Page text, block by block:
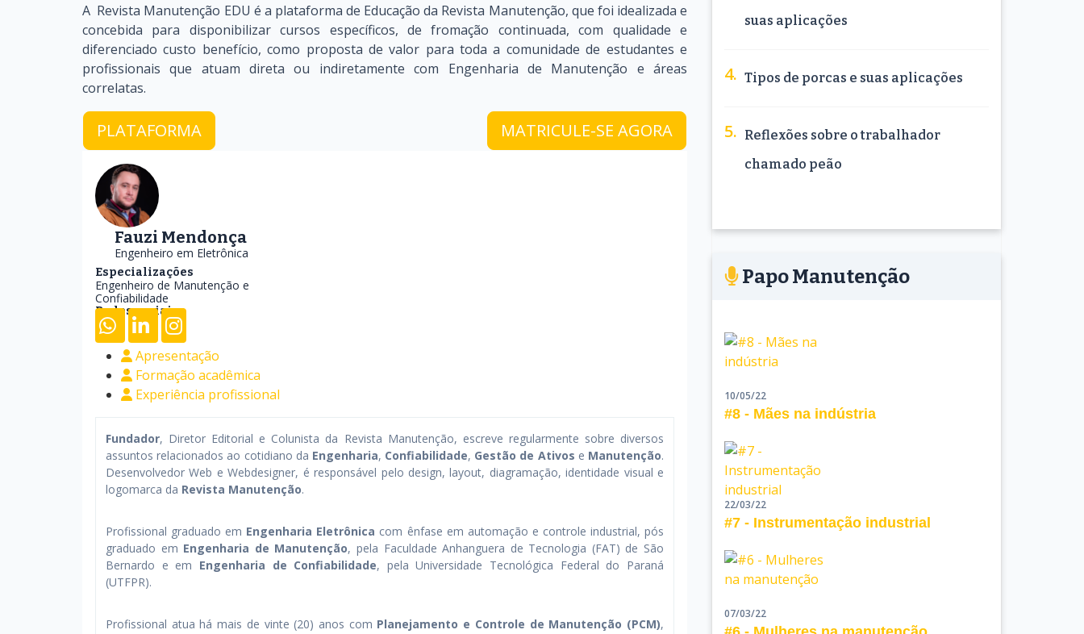
A Revista Manutenção EDU é a plataforma de Educação da Revista Manutenção, que foi idealizada e
concebida para disponibilizar cursos específicos, de fromação continuada, com qualidade e
diferenciado custo benefício, como proposta de valor para toda a comunidade de estudantes e
profissionais que atuam direta ou indiretamente com Engenharia de Manutenção e áreas
correlatas.
PLATAFORMA MATRICULE-SE AGORA
Fauzi Mendonça
Engenheiro em Eletrônica
Especializações
Engenheiro de Manutenção e
Confiabilidade
Redes sociais
Apresentação
Formação acadêmica
Experiência profissional
Fundador, Diretor Editorial e Colunista da Revista Manutenção, escreve regularmente sobre diversos
assuntos relacionados ao cotidiano da Engenharia, Confiabilidade, Gestão de Ativos e Manutenção.
Desenvolvedor Web e Webdesigner, é responsável pelo design, layout, diagramação, identidade visual e
logomarca da Revista Manutenção.
Profissional graduado em Engenharia Eletrônica com ênfase em automação e controle industrial, pós
graduado em Engenharia de Manutenção, pela Faculdade Anhanguera de Tecnologia (FAT) de São
Bernardo e em Engenharia de Confiabilidade, pela Universidade Tecnológica Federal do Paraná
(UTFPR).
Profissional atua há mais de vinte (20) anos com Planejamento e Controle de Manutenção (PCM),
suas aplicações
Tipos de porcas e suas aplicações
Reflexões sobre o trabalhador
chamado peão
Papo Manutenção
10/05/22
#8 - Mães na indústria
22/03/22
#7 - Instrumentação industrial
07/03/22